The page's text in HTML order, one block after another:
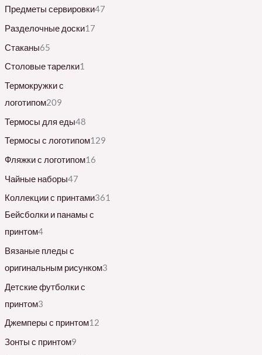
Предметы сервировки47
Разделочные доски17
Стаканы65
Столовые тарелки1
Термокружки с
логотипом209
Термосы для еды48
Термосы с логотипом129
Фляжки с логотипом16
Чайные наборы47
Коллекции с принтами361
Бейсболки и панамы с
принтом4
Вязаные пледы с
оригинальным рисунком3
Детские футболки с
принтом3
Джемперы с принтом12
Зонты с принтом9